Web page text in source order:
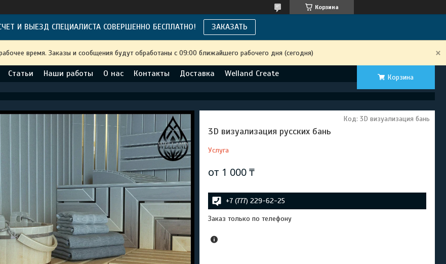
Корзина
И ВЫЕЗД СПЕЦИАЛИСТА СОВЕРШЕННО БЕСПЛАТНО! ЗАКАЗАТЬ
время. Заказы и сообщения будут обработаны с 09:00 ближайшего рабочего дня (сегодня)
Статьи Наши работы О нас Контакты Доставка Welland Create Корзина
3D визуализация русских бань
Услуга
Код: 3D визуализация бань
от 1 000 ₸
+7 (777) 229-62-25
Заказ только по телефону